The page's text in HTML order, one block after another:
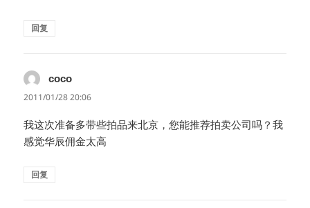
回复
coco
道：
2011/01/28 20:06
我这次准备多带些拍品来北京，您能推荐拍卖公司吗？我
感觉华辰佣金太高
回复